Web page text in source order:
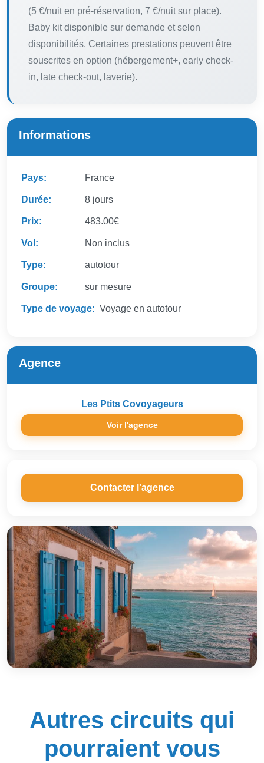
(5 €/nuit en pré-réservation, 7 €/nuit sur place).
Baby kit disponible sur demande et selon
disponibilités. Certaines prestations peuvent être
souscrites en option (hébergement+, early check-
in, late check-out, laverie).
Informations
Pays: France
Durée: 8 jours
Prix: 483.00€
Vol: Non inclus
Type: autotour
Groupe: sur mesure
Type de voyage: Voyage en autotour
Agence
Les Ptits Covoyageurs
Voir l'agence
Contacter l'agence
Autres circuits qui
pourraient vous